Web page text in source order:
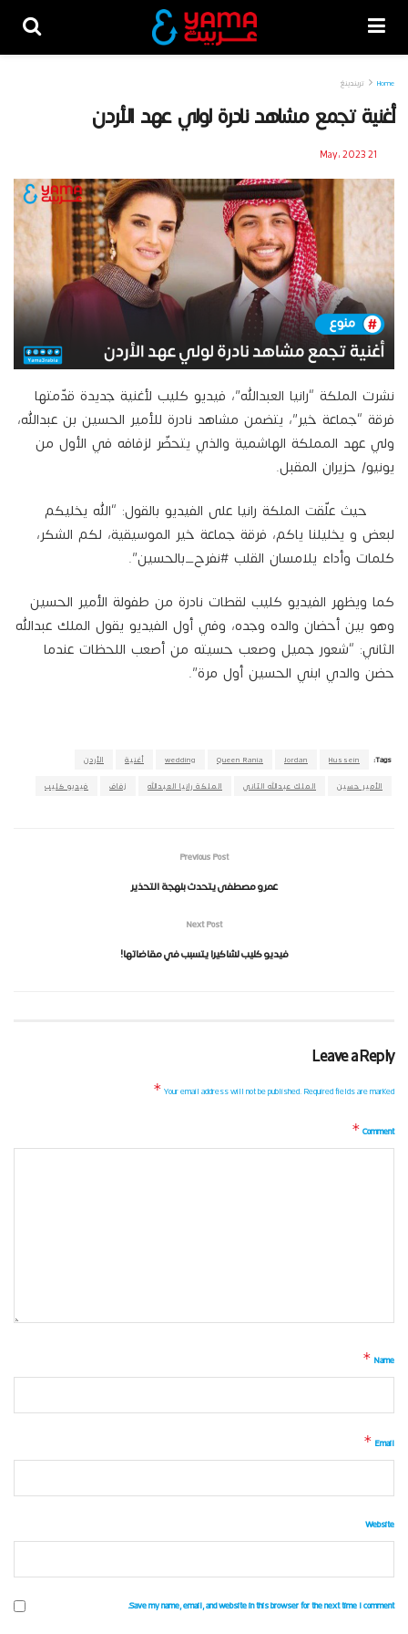
Home تريندينغ
أغنية تجمع مشاهد نادرة لولي عهد الأردن
21 May، 2023
نشرت الملكة “رانيا العبدالله”، فيديو كليب لأغنية جديدة قدّمتها
فرقة “جماعة خير”، يتضمن مشاهد نادرة للأمير الحسين بن عبدالله،
ولي عهد المملكة الهاشمية والذي يتحضّر لزفافه في الأول من
يونيو/ حزيران المقبل.
حيث علّقت الملكة رانيا على الفيديو بالقول: “الله يخليكم
لبعض و يخليلنا ياكم، فرقة جماعة خير الموسيقية، لكم الشكر،
كلمات وأداء يلامسان القلب #نفرح_بالحسين”.
كما ويظهر الفيديو كليب لقطات نادرة من طفولة الأمير الحسين
وهو بين أحضان والده وجده، وفي أول الفيديو يقول الملك عبدالله
الثاني: “شعور جميل وصعب حسيته من أصعب اللحظات عندما
حضن والدي ابني الحسين أول مرة”.
Tags:
Hussein
Jordan
Queen Rania
wedding أغنية الأردن
الأمير حسين الملك عبدالله الثاني الملكة رانيا العبدالله زفاف فيديو كليب
Previous Post
عمرو مصطفى يتحدث بلهجة التحذير
Next Post
فيديو كليب لشاكيرا يتسبب في مقاضاتها!
Leave a Reply
Your email address will not be published.Required fields are marked
*
Comment
*
Name
*
Email
*
Website
Save my name, email, and website in this browser for the next time I comment.